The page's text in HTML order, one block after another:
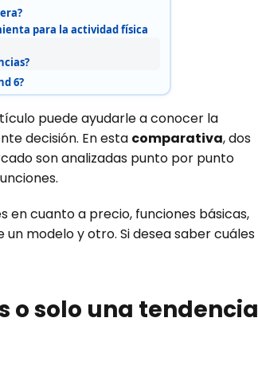
para la actividad física
6?
puede ayudarle a conocer la
decisión. En esta comparativa, dos
son analizadas punto por punto
en cuanto a precio, funciones básicas,
modelo y otro. Si desea saber cuáles
o solo una tendencia